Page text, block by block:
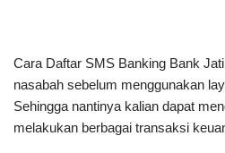
Cara Daftar SMS Banking Bank
nasabah sebelum menggunakan
Sehingga nantinya kalian dapat
melakukan berbagai transaksi